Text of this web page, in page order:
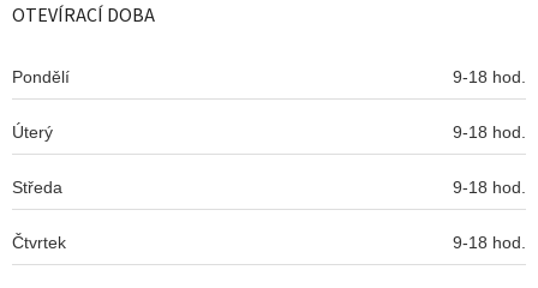
OTEVÍRACÍ DOBA
Pondělí 9-18 hod.
Úterý 9-18 hod.
Středa 9-18 hod.
Čtvrtek 9-18 hod.